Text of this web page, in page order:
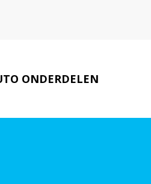
ONDERDELEN